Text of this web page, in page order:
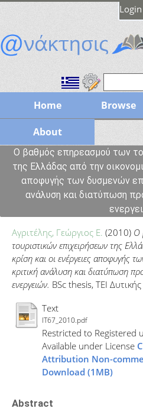
Login
Home Browse
About
Ο βαθμός επηρεασμού των
της Ελλάδας από την
αποφυγής των δυσμενών
ανάλυση και διατύπωση
Αγριτέλης, Γεώργιος Ε. (2010) Ο
τουριστικών επιχειρήσεων της
κρίση και οι ενέργειες αποφυγής
κριτική ανάλυση και διατύπωση
ενεργειών. BSc thesis, ΤΕΙ
Text
IT67_2010.pdf
Restricted to Registered
Available under License
Attribution Non-
Download (1MB)
Abstract